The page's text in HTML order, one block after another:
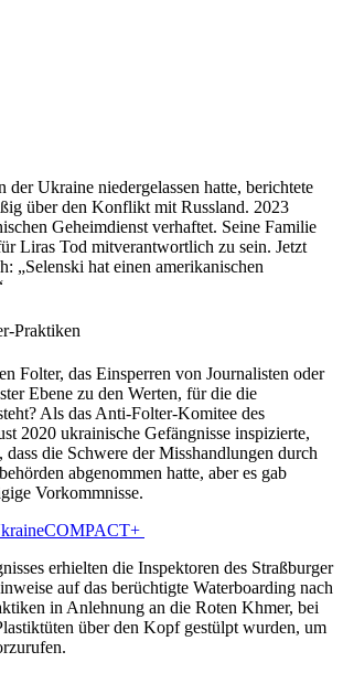
der Ukraine niedergelassen hatte, berichtete
über den Konflikt mit Russland. 2023
Geheimdienst verhaftet. Seine Familie
Liras Tod mitverantwortlich zu sein. Jetzt
„Selenski hat einen amerikanischen
Praktiken
Folter, das Einsperren von Journalisten oder
Ebene zu den Werten, für die die
Als das Anti-Folter-Komitee des
2020 ukrainische Gefängnisse inspizierte,
dass die Schwere der Misshandlungen durch
abgenommen hatte, aber es gab
Vorkommnisse.
erhielten die Inspektoren des Straßburger
auf das berüchtigte Waterboarding nach
in Anlehnung an die Roten Khmer, bei
über den Kopf gestülpt wurden, um